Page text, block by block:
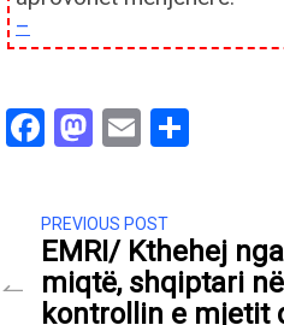
–
Facebook
Mastodon
Email
PREVIOUS POST
EMRI/ Kthehej
miqtë, shqiptari
kontrollin e mjetit